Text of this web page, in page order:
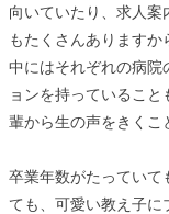
向いていたり、求人
もたくさんあります
中にはそれぞれの病院
ョンを持っているこ
輩から生の声をきくこ
卒業年数がたっていて
ても、可愛い教え子に